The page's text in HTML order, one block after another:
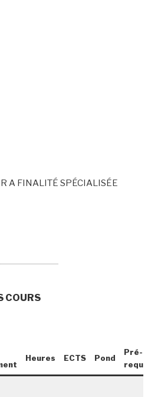
A FINALITÉ SPÉCIALISÉE
COURS
Heures ECTS Pond
Pré-
requis